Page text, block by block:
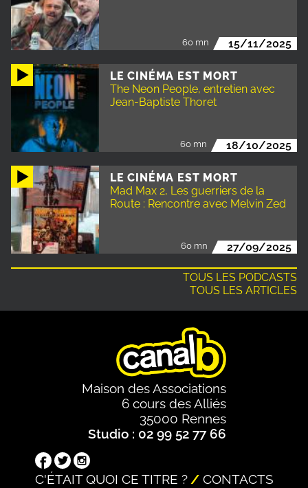
60 mn 15/11/2025
LE CINÉMA EST MORT
The Neon People, entretien avec
Jean-Baptiste Thoret
60 mn 18/10/2025
LE CINÉMA EST MORT
Mad Max 2, Les guerriers de la
Route : Rencontre avec Melvin Zed
60 mn 27/09/2025
TOUS LES PODCASTS
TOUS LES ARTICLES
Maison des Associations
6 cours des Alliés
35000 Rennes
Studio : 02 99 52 77 66
C'ÉTAIT QUOI CE TITRE ?
CONTACTS